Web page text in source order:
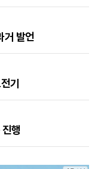
거 발언
기
행